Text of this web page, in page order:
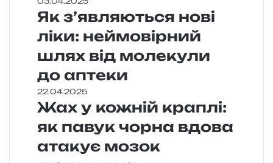
Як з’являються нові
ліки: неймовірний
шлях від молекули
до аптеки
22.04.2025
Жах у кожній краплі:
як павук чорна вдова
атакує мозок